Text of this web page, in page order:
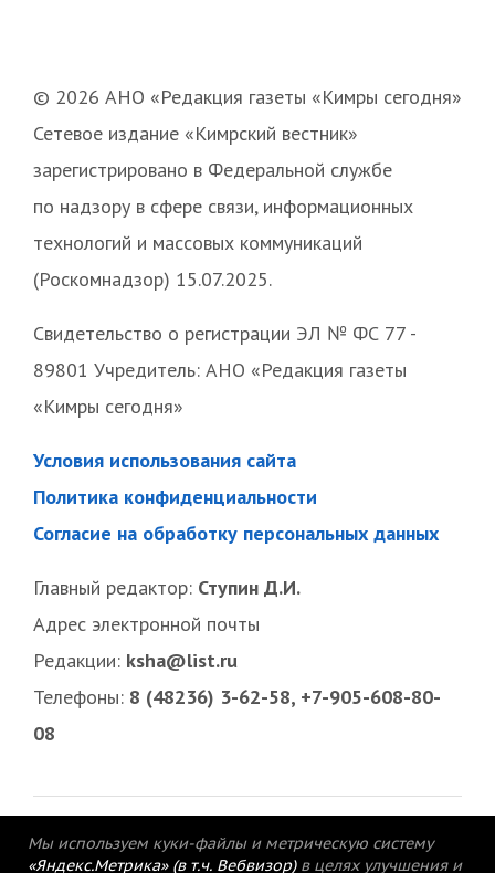
© 2026 АНО «Редакция газеты «Кимры сегодня»
Сетевое издание «Кимрский вестник»
зарегистрировано в Федеральной службе
по надзору в сфере связи, информационных
технологий и массовых коммуникаций
(Роскомнадзор) 15.07.2025.
Свидетельство о регистрации ЭЛ № ФС 77 -
89801 Учредитель: АНО «Редакция газеты
«Кимры сегодня»
Условия использования сайта
Политика конфиденциальности
Согласие на обработку персональных данных
Главный редактор: Ступин Д.И.
Адрес электронной почты
Редакции: ksha@list.ru
Телефоны: 8 (48236) 3-62-58, +7-905-608-80-
08
Мы используем куки-файлы и метрическую систему
«Яндекс.Метрика» (в т.ч. Вебвизор) в целях улучшения и